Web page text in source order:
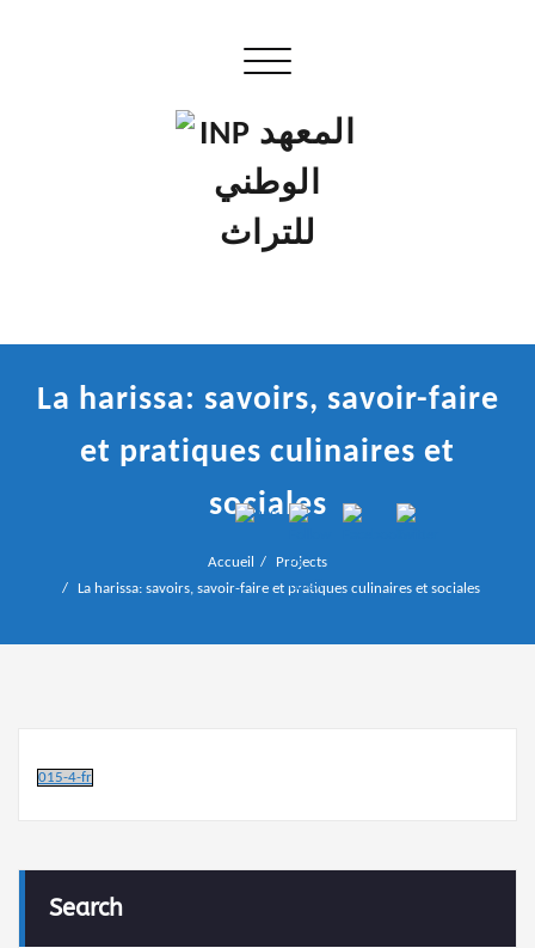
Ouvrir/fermer la navigation
INP المعهد الوطني للتراث
La harissa: savoirs, savoir-faire
et pratiques culinaires et
sociales
Accueil
Projects
La harissa: savoirs, savoir-faire et pratiques culinaires et sociales
015-4-fr
Search